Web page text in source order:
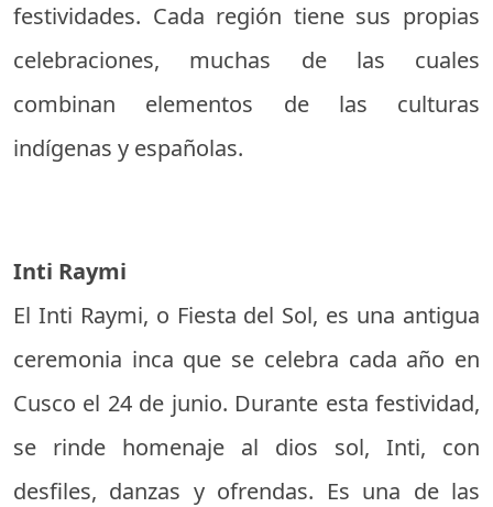
festividades. Cada región tiene sus propias
celebraciones, muchas de las cuales
combinan elementos de las culturas
indígenas y españolas.
Inti Raymi
El Inti Raymi, o Fiesta del Sol, es una antigua
ceremonia inca que se celebra cada año en
Cusco el 24 de junio. Durante esta festividad,
se rinde homenaje al dios sol, Inti, con
desfiles, danzas y ofrendas. Es una de las